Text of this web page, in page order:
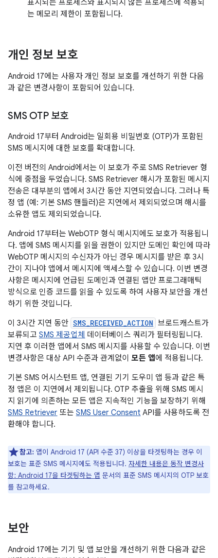
표시되는 프로세스와 표시되지 않는 프로세스에 적용되
는 메모리 제한이 포함됩니다.
개인 정보 보호
Android 17에는 사용자 개인 정보 보호를 개선하기 위한 다음
과 같은 변경사항이 포함되어 있습니다.
SMS OTP 보호
Android 17부터 Android는 일회용 비밀번호 (OTP)가 포함된
SMS 메시지에 대한 보호를 확대합니다.
이전 버전의 Android에서는 이 보호가 주로 SMS Retriever 형
식에 중점을 두었습니다. SMS Retriever 해시가 포함된 메시지
전송은 대부분의 앱에서 3시간 동안 지연되었습니다. 그러나 특
정 앱 (예: 기본 SMS 핸들러)은 지연에서 제외되었으며 해시를
소유한 앱도 제외되었습니다.
Android 17부터는 WebOTP 형식 메시지에도 보호가 적용됩니
다. 앱에 SMS 메시지를 읽을 권한이 있지만 도메인 확인에 따라
WebOTP 메시지의 수신자가 아닌 경우 메시지를 받은 후 3시
간이 지나야 앱에서 메시지에 액세스할 수 있습니다. 이번 변경
사항은 메시지에 언급된 도메인과 연결된 앱만 프로그래매틱
방식으로 인증 코드를 읽을 수 있도록 하여 사용자 보안을 개선
하기 위한 것입니다.
이 3시간 지연 동안 SMS_RECEIVED_ACTION 브로드캐스트가
보류되고 SMS 제공업체 데이터베이스 쿼리가 필터링됩니다.
지연 후 이러한 앱에서 SMS 메시지를 사용할 수 있습니다. 이번
변경사항은 대상 API 수준과 관계없이 모든 앱에 적용됩니다.
기본 SMS 어시스턴트 앱, 연결된 기기 도우미 앱 등과 같은 특
정 앱은 이 지연에서 제외됩니다. OTP 추출을 위해 SMS 메시
지 읽기에 의존하는 모든 앱은 지속적인 기능을 보장하기 위해
SMS Retriever 또는 SMS User Consent API를 사용하도록 전
환해야 합니다.
참고: 앱이 Android 17 (API 수준 37) 이상을 타겟팅하는 경우 이
보호는 표준 SMS 메시지에도 적용됩니다. 자세한 내용은 동작 변경사
항: Android 17을 타겟팅하는 앱 문서의 표준 SMS 메시지의 OTP 보호
를 참고하세요.
보안
Android 17에는 기기 및 앱 보안을 개선하기 위한 다음과 같은